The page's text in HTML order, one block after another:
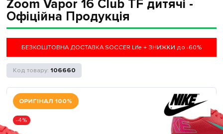
Zoom Vapor 16 Club TF дитячі -
Офіційна Продукція
БЕЗКОШТОВНА ДОСТАВКА SOCCER Life + ЗНИЖКИ до -60%
106660
ОРИГІНАЛ 100%
-4%